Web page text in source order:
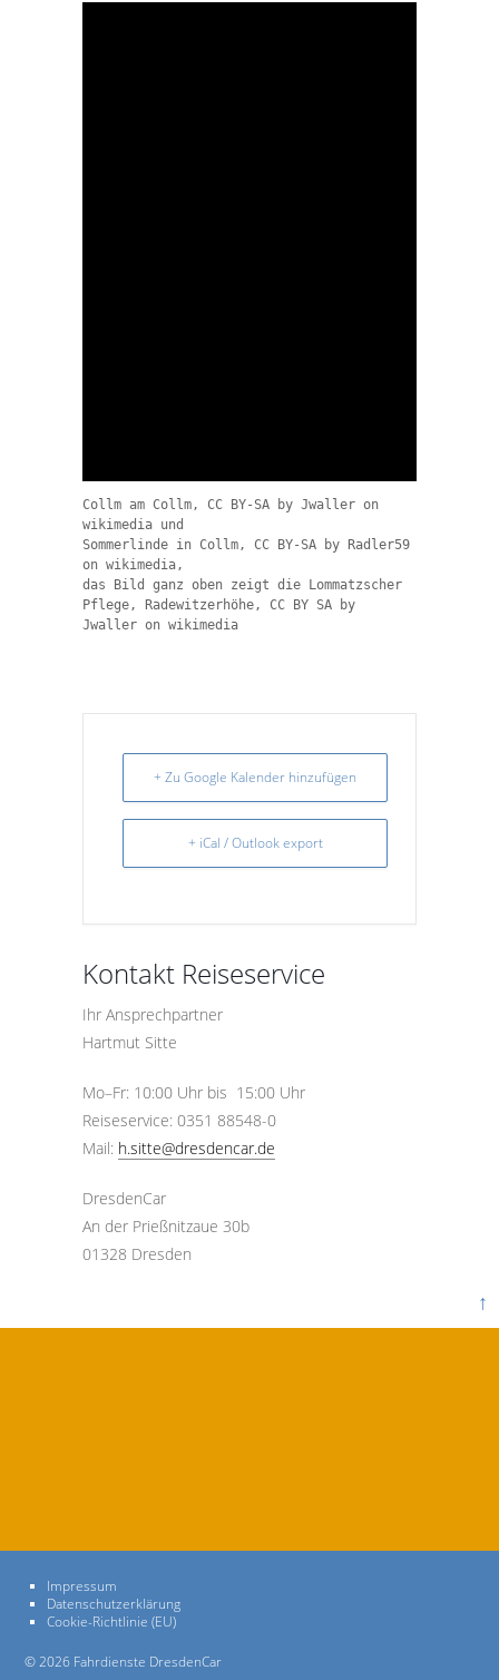
Collm am Collm, CC BY-SA by Jwaller on
wikimedia und
Sommerlinde in Collm, CC BY-SA by Radler59
on wikimedia,
das Bild ganz oben zeigt die Lommatzscher
Pflege, Radewitzerhöhe, CC BY SA by
Jwaller on wikimedia
+ Zu Google Kalender hinzufügen
+ iCal / Outlook export
Kontakt Reiseservice
Ihr Ansprechpartner
Hartmut Sitte
Mo–Fr: 10:00 Uhr bis 15:00 Uhr
Reiseservice: 0351 88548-0
Mail: h.sitte@dresdencar.de
DresdenCar
An der Prießnitzaue 30b
01328 Dresden
↑
Impressum
Datenschutzerklärung
Cookie-Richtlinie (EU)
© 2026 Fahrdienste DresdenCar